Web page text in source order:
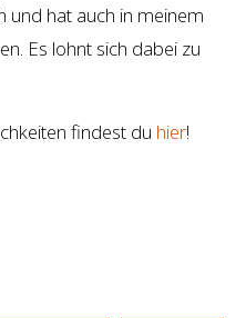
und hat auch in meinem
Es lohnt sich dabei zu
findest du hier!